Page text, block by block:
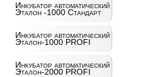
Инкубатор автоматический
Эталон -1000 Стандарт
Инкубатор автоматический
Эталон-1000 PROFI
Инкубатор автоматический
Эталон-2000 PROFI